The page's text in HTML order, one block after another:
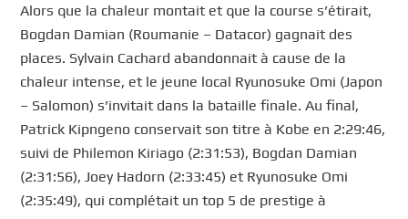
Alors que la chaleur montait et que la course s’étirait,
Bogdan Damian (Roumanie – Datacor) gagnait des
places. Sylvain Cachard abandonnait à cause de la
chaleur intense, et le jeune local Ryunosuke Omi (Japon
– Salomon) s’invitait dans la bataille finale. Au final,
Patrick Kipngeno conservait son titre à Kobe en 2:29:46,
suivi de Philemon Kiriago (2:31:53), Bogdan Damian
(2:31:56), Joey Hadorn (2:33:45) et Ryunosuke Omi
(2:35:49), qui complétait un top 5 de prestige à